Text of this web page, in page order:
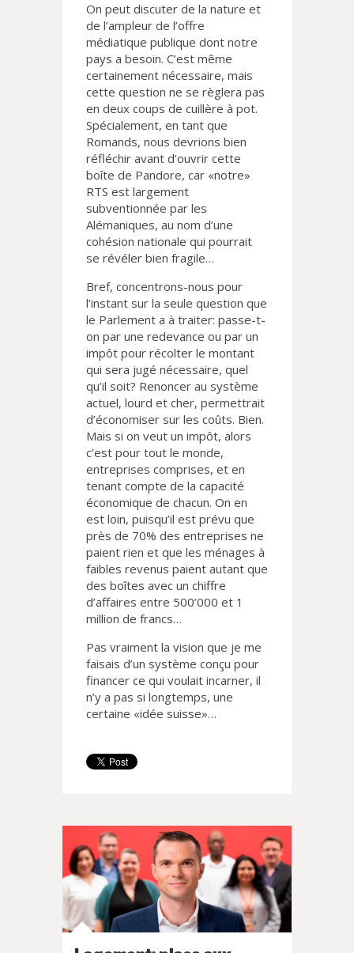
On peut discuter de la nature et
de l’ampleur de l’offre
médiatique publique dont notre
pays a besoin. C’est même
certainement nécessaire, mais
cette question ne se règlera pas
en deux coups de cuillère à pot.
Spécialement, en tant que
Romands, nous devrions bien
réfléchir avant d’ouvrir cette
boîte de Pandore, car «notre»
RTS est largement
subventionnée par les
Alémaniques, au nom d’une
cohésion nationale qui pourrait
se révéler bien fragile…
Bref, concentrons-nous pour
l’instant sur la seule question que
le Parlement a à traiter: passe-t-
on par une redevance ou par un
impôt pour récolter le montant
qui sera jugé nécessaire, quel
qu’il soit? Renoncer au système
actuel, lourd et cher, permettrait
d’économiser sur les coûts. Bien.
Mais si on veut un impôt, alors
c’est pour tout le monde,
entreprises comprises, et en
tenant compte de la capacité
économique de chacun. On en
est loin, puisqu’il est prévu que
près de 70% des entreprises ne
paient rien et que les ménages à
faibles revenus paient autant que
des boîtes avec un chiffre
d’affaires entre 500’000 et 1
million de francs…
Pas vraiment la vision que je me
faisais d’un système conçu pour
financer ce qui voulait incarner, il
n’y a pas si longtemps, une
certaine «idée suisse»…